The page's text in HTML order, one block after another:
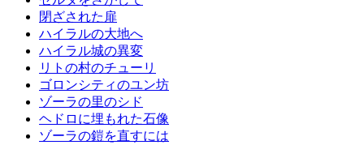
閉ざされた扉
ハイラルの大地へ
ハイラル城の異変
リトの村のチューリ
ゴロンシティのユン坊
ゾーラの里のシド
ヘドロに埋もれた石像
ゾーラの鎧を直すには